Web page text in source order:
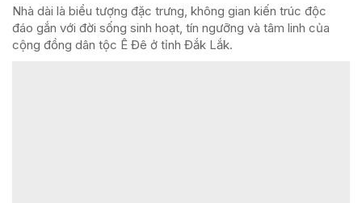
Nhà dài là biểu tượng đặc trưng, không gian kiến trúc độc
đáo gắn với đời sống sinh hoạt, tín ngưỡng và tâm linh của
cộng đồng dân tộc Ê Đê ở tỉnh Đắk Lắk.